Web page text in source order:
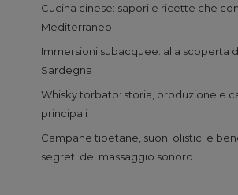
Cucina cinese: sapori e ricette che
Mediterraneo
Immersioni subacquee: alla scoperta
Sardegna
Whisky torbato: storia, produzione e
principali
Campane tibetane, suoni olistici e
segreti del massaggio sonoro